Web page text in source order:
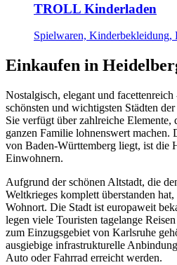
TROLL Kinderladen
Spielwaren, Kinderbekleidung,
Einkaufen in
Nostalgisch, elegant und
schönsten und wichtigsten Städten
Sie verfügt über zahlreiche Elemente,
ganzen Familie lohnenswert machen.
von Baden-Württemberg liegt, ist die
Einwohnern.
Aufgrund der schönen Altstadt, die
Weltkrieges komplett überstanden
Wohnort. Die Stadt ist europaweit
legen viele Touristen tagelange
zum Einzugsgebiet von Karlsruhe
ausgiebige infrastrukturelle
Auto oder Fahrrad erreicht werden.